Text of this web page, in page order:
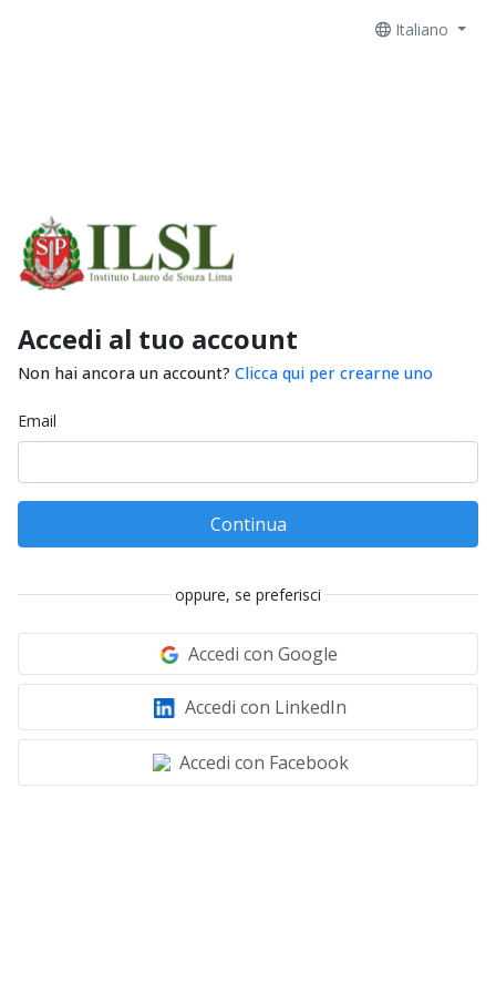
Italiano
Accedi al tuo account
Non hai ancora un account? Clicca qui per crearne uno
Email
Continua
oppure, se preferisci
Accedi con Google
Accedi con LinkedIn
Accedi con Facebook